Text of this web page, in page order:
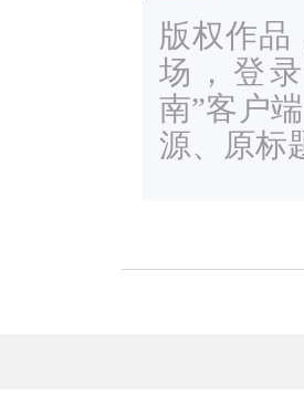
版权作品
场，登
南”客户
源、原标